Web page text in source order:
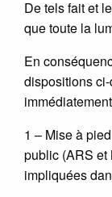
De tels fait et
que toute la
En
dispositions
1 – Mise à
public (ARS et
impliquées